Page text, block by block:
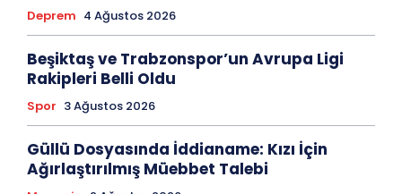
Deprem 4 Ağustos 2026
Beşiktaş ve Trabzonspor’un Avrupa Ligi
Rakipleri Belli Oldu
Spor 3 Ağustos 2026
Güllü Dosyasında İddianame: Kızı İçin
Ağırlaştırılmış Müebbet Talebi